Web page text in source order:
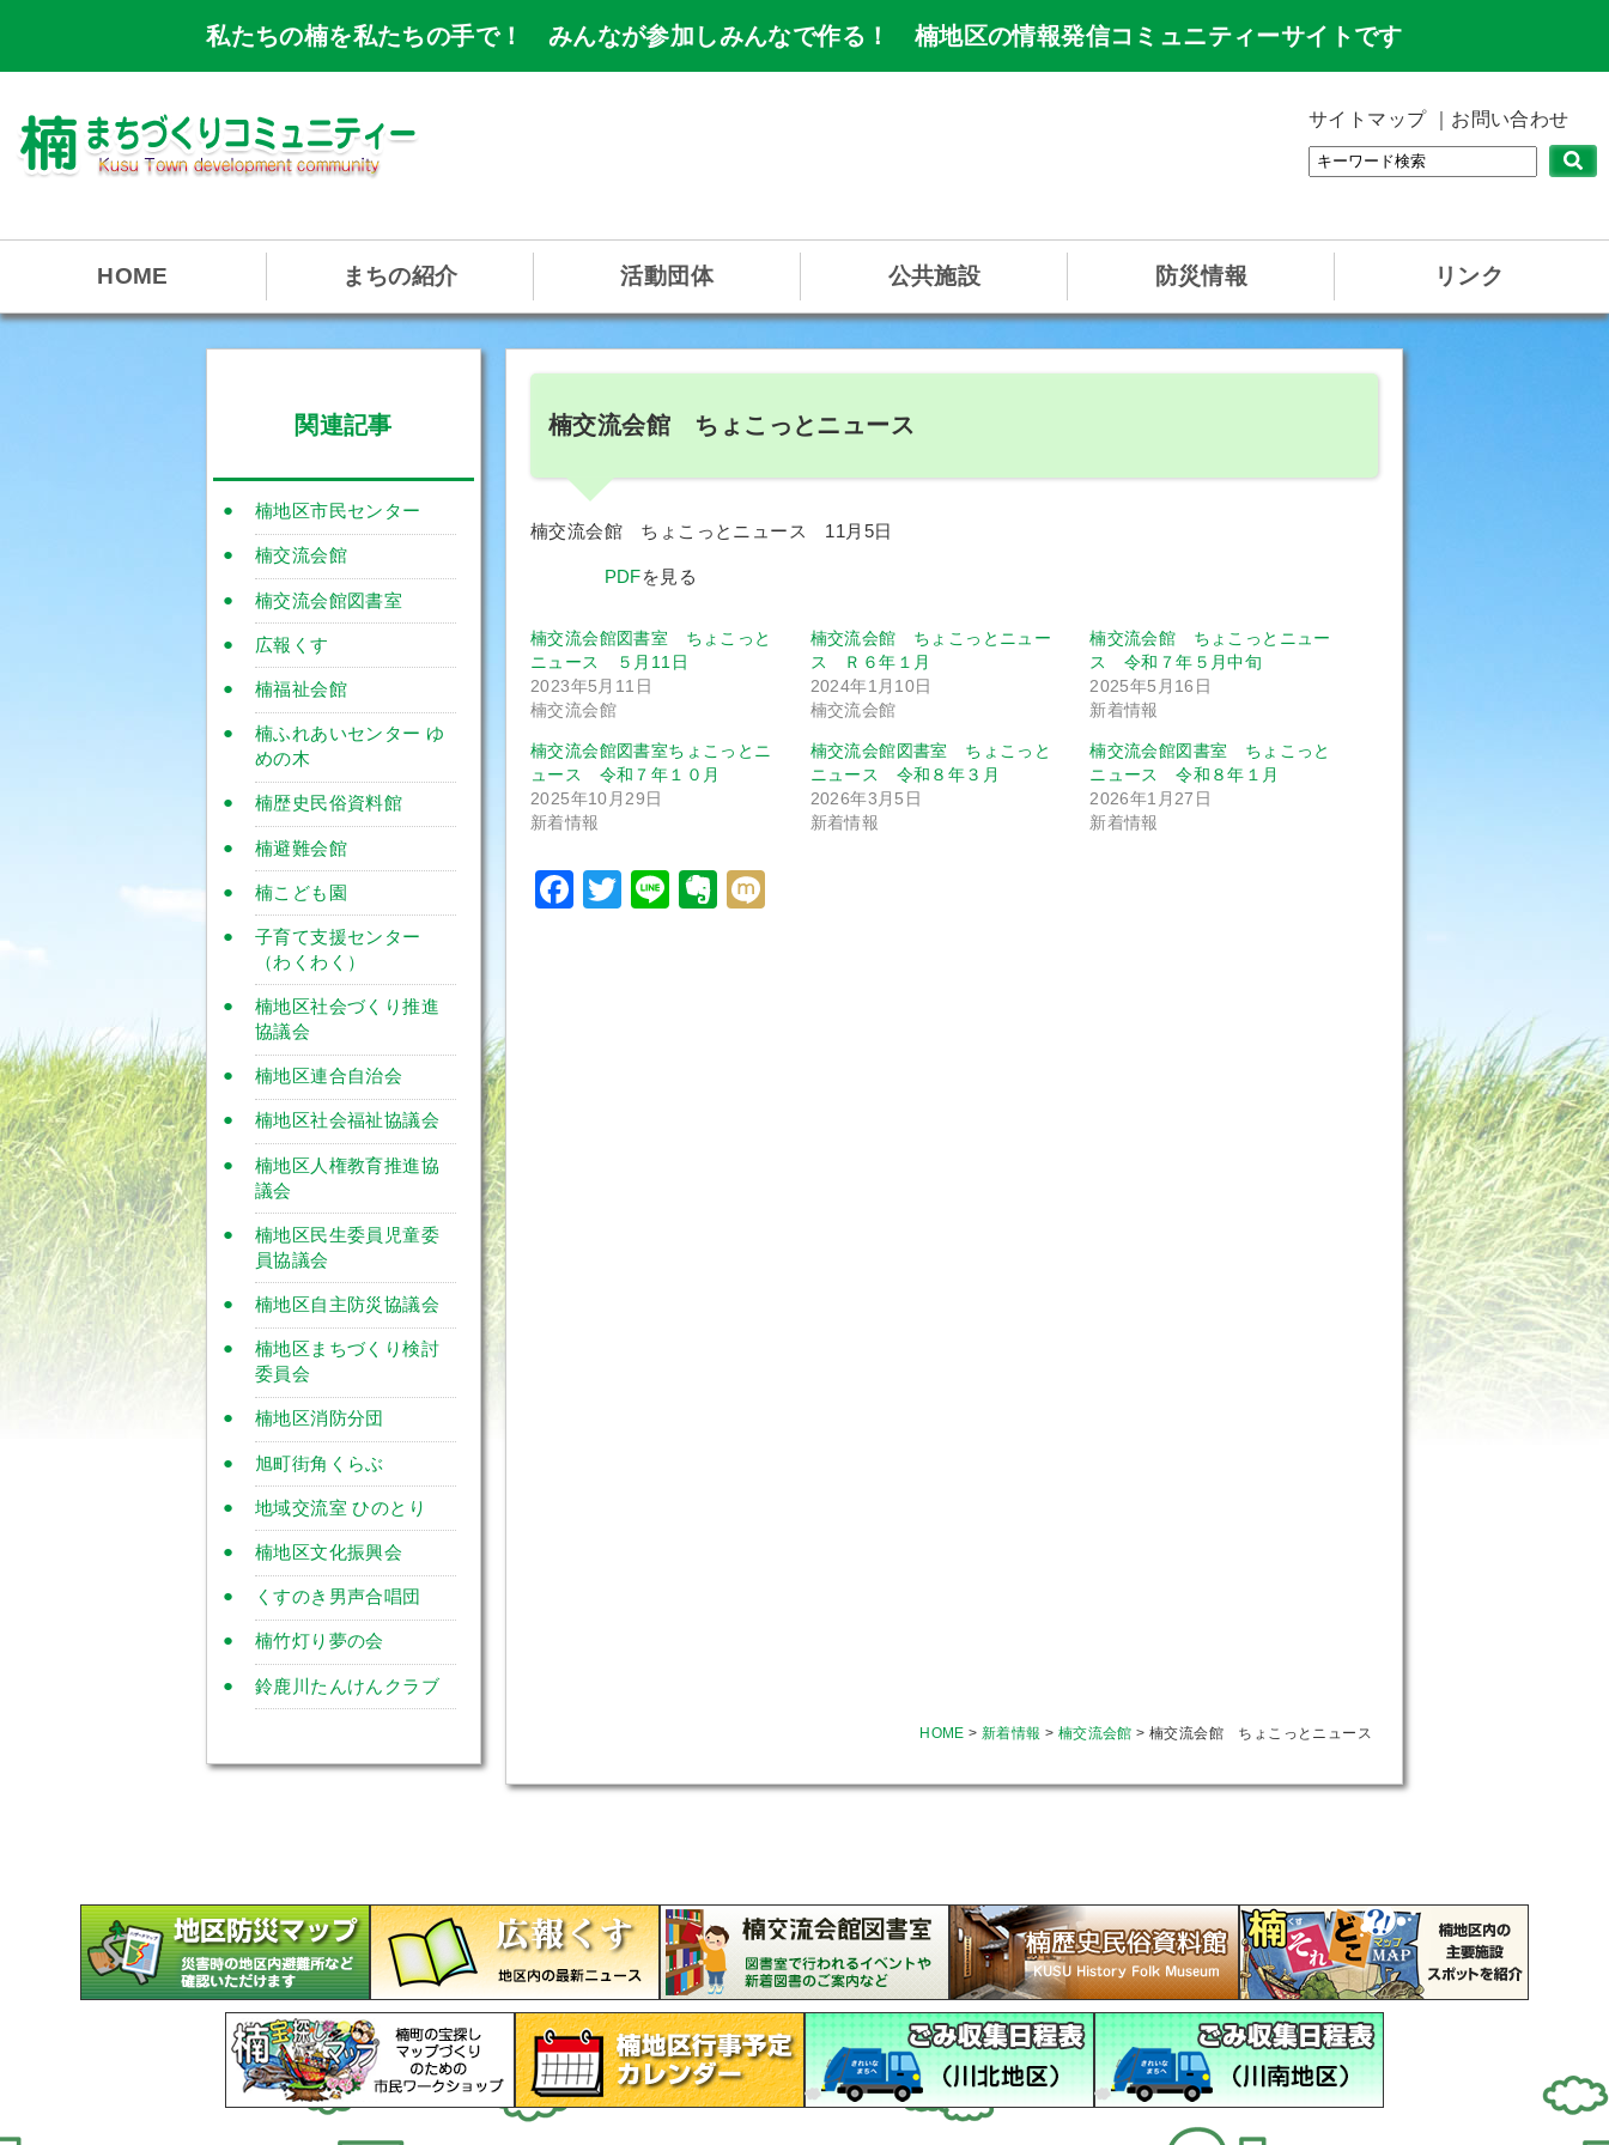
私たちの楠を私たちの手で！ みんなが参加しみんなで作る！ 楠地区の情報発信コミュニティーサイトです
サイトマップ お問い合わせ
HOME まちの紹介 活動団体 公共施設 防災情報 リンク
楠交流会館 ちょこっとニュース
楠交流会館 ちょこっとニュース 11月5日
PDFを見る
楠交流会館図書室 ちょこっと
ニュース ５月11日
2023年5月11日
楠交流会館
楠交流会館 ちょこっとニュー
ス Ｒ６年１月
2024年1月10日
楠交流会館
楠交流会館 ちょこっとニュー
ス 令和７年５月中旬
2025年5月16日
新着情報
楠交流会館図書室ちょこっとニ
ュース 令和７年１０月
2025年10月29日
新着情報
楠交流会館図書室 ちょこっと
ニュース 令和８年３月
2026年3月5日
新着情報
楠交流会館図書室 ちょこっと
ニュース 令和８年１月
2026年1月27日
新着情報
Facebook
Twitter
LineEvernote
HOME > 新着情報 > 楠交流会館 > 楠交流会館 ちょこっとニュース
関連記事
楠地区市民センター
楠交流会館
楠交流会館図書室
広報くす
楠福祉会館
楠ふれあいセンター ゆ
めの木
楠歴史民俗資料館
楠避難会館
楠こども園
子育て支援センター
（わくわく）
楠地区社会づくり推進
協議会
楠地区連合自治会
楠地区社会福祉協議会
楠地区人権教育推進協
議会
楠地区民生委員児童委
員協議会
楠地区自主防災協議会
楠地区まちづくり検討
委員会
楠地区消防分団
旭町街角くらぶ
地域交流室 ひのとり
楠地区文化振興会
くすのき男声合唱団
楠竹灯り夢の会
鈴鹿川たんけんクラブ